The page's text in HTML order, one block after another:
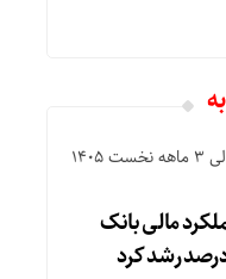
بررسی صورت‌های مالی 3 ماهه نخست 1405
مالی بانک